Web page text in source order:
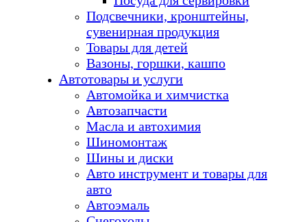
Подсвечники, кронштейны,
сувенирная продукция
Товары для детей
Вазоны, горшки, кашпо
Автотовары и услуги
Автомойка и химчистка
Автозапчасти
Масла и автохимия
Шиномонтаж
Шины и диски
Авто инструмент и товары для
авто
Автоэмаль